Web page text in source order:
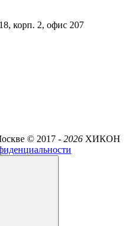
корп. 2, офис 207
© 2017 - 2026 ХИКОН